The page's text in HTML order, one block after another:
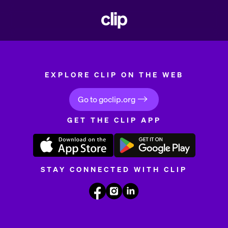
CLIP
EXPLORE CLIP ON THE WEB
Go to goclip.org
GET THE CLIP APP
STAY CONNECTED WITH CLIP
Ir para Facebook
Ir para Instagram
Ir para LinkedIn